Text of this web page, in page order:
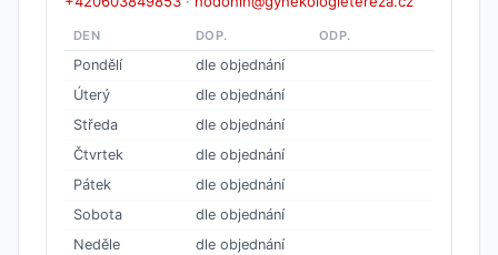
DEN DOP. ODP.
Pondělí
dle objednání
Úterý
dle objednání
Středa
dle objednání
Čtvrtek
dle objednání
Pátek
dle objednání
Sobota
dle objednání
Neděle
dle objednání